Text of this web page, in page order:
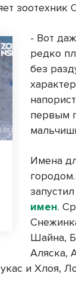
зоотехник
- Вот
редко
без
первым
Имена
имен.
Шайна,
Аляска,
и Хлоя,